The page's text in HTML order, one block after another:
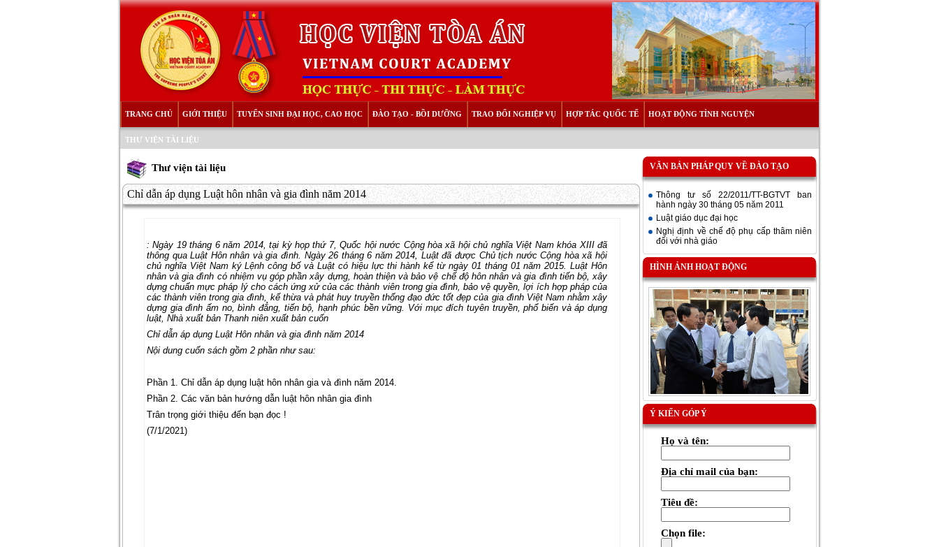
TRANG CHỦ GIỚI THIỆU TUYỂN SINH ĐẠI HỌC, CAO HỌC ĐÀO TẠO - BỒI DƯỠNG TRAO ĐỔI NGHIỆP VỤ HỢP TÁC QUỐC TẾ HOẠT ĐỘNG TÌNH NGUYỆN
THƯ VIỆN TÀI LIỆU
Thư viện tài liệu
Chỉ dẫn áp dụng Luật hôn nhân và gia đình năm 2014
:Ngày 19 tháng 6 năm 2014, tại kỳ họp thứ 7, Quốc hội nước Cộng hòa xã hội chủ nghĩa Việt Nam khóa XIII đã
thông qua Luật Hôn nhân và gia đình. Ngày 26 tháng 6 năm 2014, Luật đã được Chủ tịch nước Cộng hòa xã hội
chủ nghĩa Việt Nam ký Lệnh công bố và Luật có hiệu lực thi hành kể từ ngày 01 tháng 01 năm 2015. Luật Hôn
nhân và gia đình có nhiệm vụ góp phần xây dựng, hoàn thiện và bảo vệ chế độ hôn nhân và gia đình tiến bộ, xây
dựng chuẩn mực pháp lý cho cách ứng xử của các thành viên trong gia đình, bảo vệ quyền, lợi ích hợp pháp của
các thành viên trong gia đình, kế thừa và phát huy truyền thống đạo đức tốt đẹp của gia đình Việt Nam nhằm xây
dựng gia đình ấm no, bình đẳng, tiến bộ, hạnh phúc bền vững. Với mục đích tuyên truyền, phổ biến và áp dụng
luật, Nhà xuất bản Thanh niên xuất bản cuốn
Chỉ dẫn áp dụng Luật Hôn nhân và gia đình năm 2014
Nội dung cuốn sách gồm 2 phần như sau:
Phần 1. Chỉ dẫn áp dụng luật hôn nhân gia và đình năm 2014.
Phần 2. Các văn bản hướng dẫn luật hôn nhân gia đình
Trân trọng giới thiệu đến bạn đọc !
(7/1/2021)
VĂN BẢN PHÁP QUY VỀ ĐÀO TẠO
Thông tư số 22/2011/TT-BGTVT ban
hành ngày 30 tháng 05 năm 2011
Luật giáo dục đại học
Nghị định về chế độ phụ cấp thâm niên
đối với nhà giáo
HÌNH ẢNH HOẠT ĐỘNG
Ý KIẾN GÓP Ý
Họ và tên:
Địa chỉ mail của bạn:
Tiêu đề:
Chọn file: